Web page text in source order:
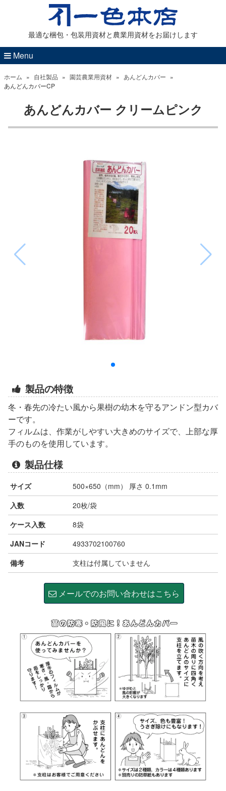
最適な梱包・包装用資材と農業用資材をお届けします
Menu
ホーム » 自社製品 » 園芸農業用資材 » あんどんカバー »
あんどんカバーCP
あんどんカバー クリームピンク
製品の特徴
冬・春先の冷たい風から果樹の幼木を守るアンドン型カバ
ーです。
フィルムは、作業がしやすい大きめのサイズで、上部な厚
手のものを使用しています。
製品仕様
サイズ
500×650（mm） 厚さ 0.1mm
入数
20枚/袋
ケース入数
8袋
JANコード
4933702100760
備考
支柱は付属していません
メールでのお問い合わせはこちら